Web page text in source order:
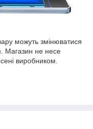
можуть змінюватися
Магазин не несе
виробником.